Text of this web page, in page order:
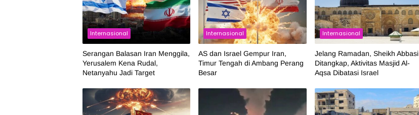
Internasional
Serangan Balasan Iran Menggila,
Yerusalem Kena Rudal,
Netanyahu Jadi Target
Internasional
AS dan Israel Gempur Iran,
Timur Tengah di Ambang Perang
Besar
Internasional
Jelang Ramadan, Sheikh Abbasi
Ditangkap, Aktivitas Masjid Al-
Aqsa Dibatasi Israel